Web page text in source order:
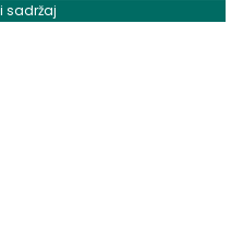
sadržaj